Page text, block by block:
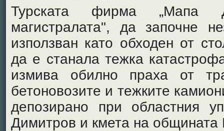
Турската фирма „Мапа
магистралата", да започне
използван като обходен от
да е станала тежка
измива обилно праха от
бетоновозите и тежките
депозирано при областния
Димитров и кмета на общината